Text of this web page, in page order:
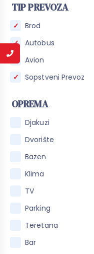
TIP PREVOZA
Brod
Autobus
Avion
Sopstveni Prevoz
OPREMA
Djakuzi
Dvorište
Bazen
Klima
TV
Parking
Teretana
Bar